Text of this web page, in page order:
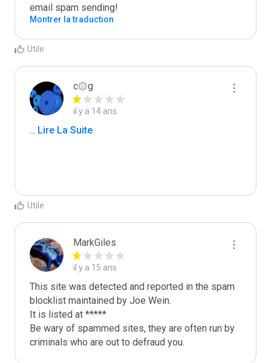
email spam sending!
Montrer la traduction
Utile
c۞g
il y a 14 ans
... Lire La Suite
Utile
MarkGiles
il y a 15 ans
This site was detected and reported in the spam
blocklist maintained by Joe Wein.
It is listed at *****
Be wary of spammed sites, they are often run by
criminals who are out to defraud you.